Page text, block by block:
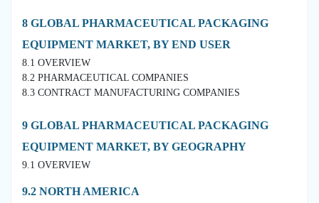
8 GLOBAL PHARMACEUTICAL PACKAGING
EQUIPMENT MARKET, BY END USER
8.1 OVERVIEW
8.2 PHARMACEUTICAL COMPANIES
8.3 CONTRACT MANUFACTURING COMPANIES
9 GLOBAL PHARMACEUTICAL PACKAGING
EQUIPMENT MARKET, BY GEOGRAPHY
9.1 OVERVIEW
9.2 NORTH AMERICA